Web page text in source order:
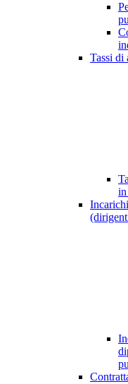
Tassi di
in